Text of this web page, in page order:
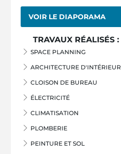
VOIR LE DIAPORAMA
TRAVAUX RÉALISÉS :
SPACE PLANNING
ARCHITECTURE D'INTÉRIEUR
CLOISON DE BUREAU
ÉLECTRICITÉ
CLIMATISATION
PLOMBERIE
PEINTURE ET SOL